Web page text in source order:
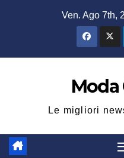
Ven. Ago 7th,
Moda
Le migliori